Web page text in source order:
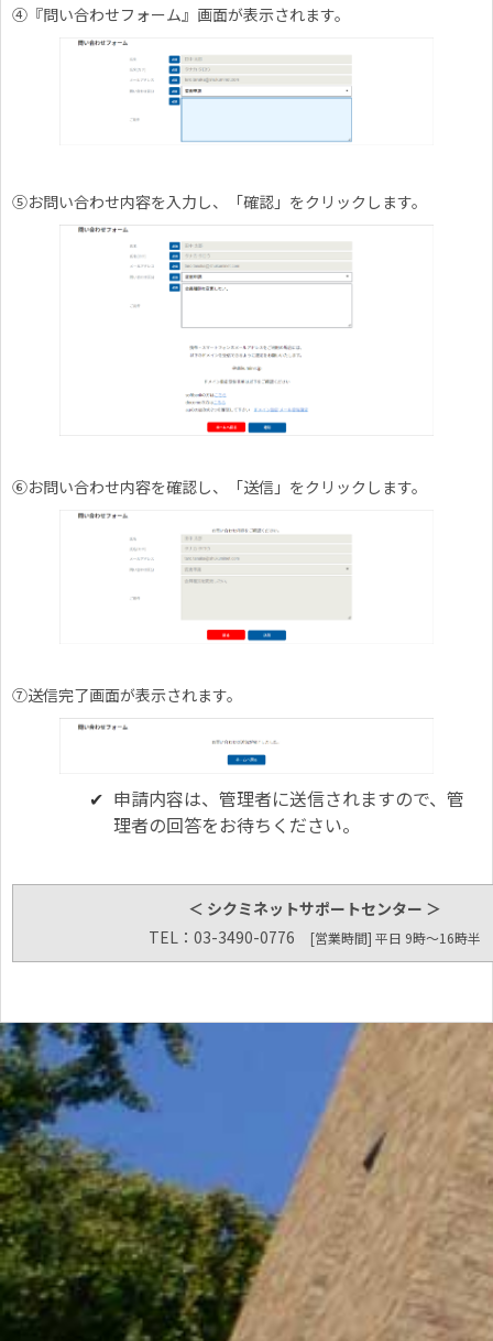
④『問い合わせフォーム』画面が表示されます。
⑤お問い合わせ内容を入力し、「確認」をクリックします。
⑥お問い合わせ内容を確認し、「送信」をクリックします。
⑦送信完了画面が表示されます。
申請内容は、管理者に送信されますので、管
理者の回答をお待ちください。
＜ シクミネットサポートセンター ＞
TEL：03-3490-0776
[営業時間] 平日 9時～16時半